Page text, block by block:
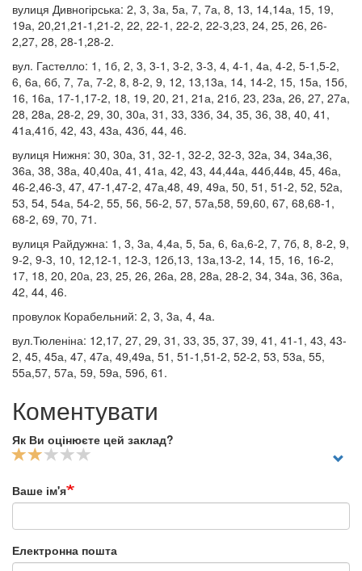
вулиця Дивногірська: 2, 3, 3а, 5а, 7, 7а, 8, 13, 14,14а, 15, 19,
19а, 20,21,21-1,21-2, 22, 22-1, 22-2, 22-3,23, 24, 25, 26, 26-
2,27, 28, 28-1,28-2.
вул. Гастелло: 1, 1б, 2, 3, 3-1, 3-2, 3-3, 4, 4-1, 4а, 4-2, 5-1,5-2,
6, 6а, 6б, 7, 7а, 7-2, 8, 8-2, 9, 12, 13,13а, 14, 14-2, 15, 15а, 15б,
16, 16а, 17-1,17-2, 18, 19, 20, 21, 21а, 21б, 23, 23а, 26, 27, 27а,
28, 28а, 28-2, 29, 30, 30а, 31, 33, 33б, 34, 35, 36, 38, 40, 41,
41а,41б, 42, 43, 43а, 43б, 44, 46.
вулиця Нижня: 30, 30а, 31, 32-1, 32-2, 32-3, 32а, 34, 34а,36,
36а, 38, 38а, 40,40а, 41, 41а, 42, 43, 44,44а, 44б,44в, 45, 46а,
46-2,46-3, 47, 47-1,47-2, 47а,48, 49, 49а, 50, 51, 51-2, 52, 52а,
53, 54, 54а, 54-2, 55, 56, 56-2, 57, 57а,58, 59,60, 67, 68,68-1,
68-2, 69, 70, 71.
вулиця Райдужна: 1, 3, 3а, 4,4а, 5, 5а, 6, 6а,6-2, 7, 7б, 8, 8-2, 9,
9-2, 9-3, 10, 12,12-1, 12-3, 12б,13, 13а,13-2, 14, 15, 16, 16-2,
17, 18, 20, 20а, 23, 25, 26, 26а, 28, 28а, 28-2, 34, 34а, 36, 36а,
42, 44, 46.
провулок Корабельний: 2, 3, 3а, 4, 4а.
вул.Тюленіна: 12,17, 27, 29, 31, 33, 35, 37, 39, 41, 41-1, 43, 43-
2, 45, 45а, 47, 47а, 49,49а, 51, 51-1,51-2, 52-2, 53, 53а, 55,
55а,57, 57а, 59, 59а, 59б, 61.
Коментувати
Як Ви оцінюєте цей заклад?
Ваше ім'я
Електронна пошта